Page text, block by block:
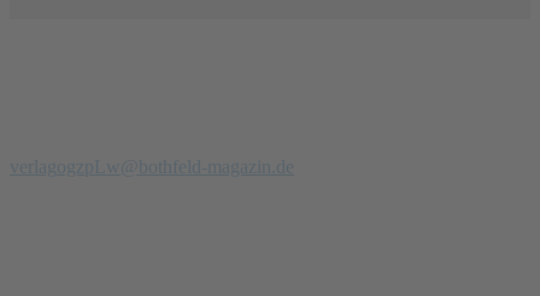
verlagogzpLw @bothfeld-magazin.de